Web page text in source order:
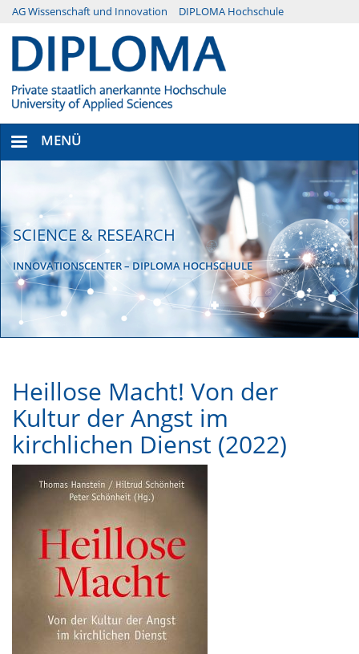
Direkt
Inhalt
Secondary
AG Wissenschaft und Innovation DIPLOMA Hochschule
MENÜ
SCIENCE & RESEARCH
INNOVATIONSCENTER – DIPLOMA HOCHSCHULE
Heillose Macht! Von der
Kultur der Angst im
kirchlichen Dienst (2022)